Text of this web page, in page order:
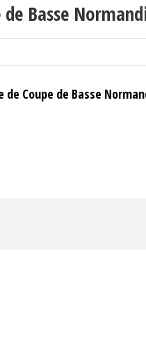
de Basse
Coupe de Basse